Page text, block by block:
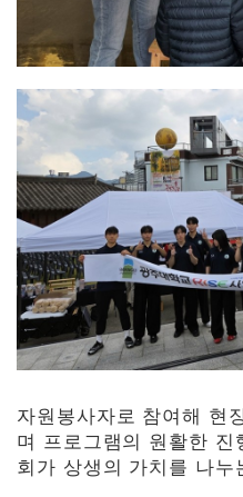
자원봉사자로 참여해 현
며 프로그램의 원활한
회가 상생의 가치를 나누